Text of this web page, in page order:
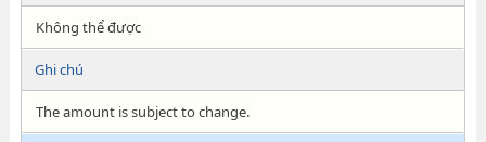
Không thể được
Ghi chú
The amount is subject to change.